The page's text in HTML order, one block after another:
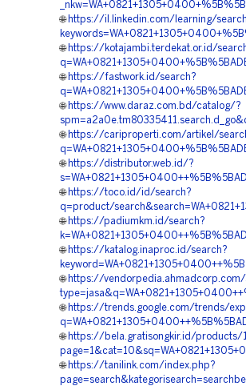
🌐 https://il.linkedin.com/learning/
🌐 https://kotajambi.terdekat.or.id/
🌐 https://fastwork.id/search?
🌐 https://www.daraz.com.bd/catalog/?
🌐 https://cariproperti.com/artikel/
🌐 https://distributor.web.id/?
🌐 https://toco.id/id/search?
q=product/
🌐 https://padiumkm.id/search?
🌐 https://katalog.inaproc.id/search?
🌐 https://vendorpedia.ahmadcorp.com/
🌐 https://trends.google.com/trends/
🌐 https://bela.gratisongkir.id/products/
🌐 https://tanilink.com/index.php?